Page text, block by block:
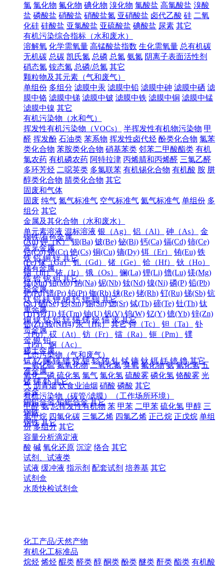
氯 氯化物 氟化物 碘化物 溴化物 氯酸盐 高氯酸盐 溴酸
盐 磷酸盐 硝酸盐 硝酸盐氮 亚硝酸盐 卤代乙酸 硅 二氧
化硅 硅酸盐 亚氯酸盐 亚硫酸盐 碘酸盐 尿素 其它
有机污染综合指标（水和废水）
溶解氧 化学需氧量 高锰酸盐指数 生化需氧量 总有机碳
无机碳 总碳 凯氏氮 总磷 总氮 氨氮 阴离子表面活性剂
硝态氮 铵态氮 总磷/总氮 其它
颗粒物及其元素（气和废气）
单组份 多组分 滤膜中汞 滤膜中铅 滤膜中砷 滤膜中硒 滤
膜中铬 滤膜中锑 滤膜中铍 滤膜中铁 滤膜中铜 滤膜中锰
滤膜中镍 其它
有机污染物（水和气）
挥发性有机污染物（VOCs）
半挥发性有机物污染物 甲
醛 挥发酚 石油类 苯系物 挥发性卤代烃 酚类化合物 氯苯
类化合物 苯胺类化合物 硝基苯类 邻苯二甲酸酯类 有机
氯农药 有机磷农药 阿特拉津 丙烯腈和丙烯醛 三氯乙醛
多环芳烃 二噁英类 多氯联苯 有机锡化合物 有机酸 胺 肼
醇类化合物 腈类化合物 其它
固废和气体
固废 纯气 氮气标准气 空气标准气 氦气标准气 单组份 多
组分 其它
金属及其化合物（水和废水）
单元素溶液 混标溶液 银（Ag） 铝（Al） 砷（As）
金
(Au) 钾（K） 钡(Ba) 铍(Be) 铋(Bi) 钙(Ca) 镉(Cd) 铈(Ce)
钴(Co) 铬(Cr) 铯(Cs) 铜(Cu) 镝(Dy) 铒（Er） 铕(Eu) 铁
(Fe) 镓（Ga） 钆（Gd） 锗（Ge） 铪（Hf）
钬（Ho）
铟（In） 铱（Ir） 锇（Os） 镧(La) 锂(Li) 镥(Lu) 镁(Mg)
锰(Mn) 钼(Mo) 钠(Na) 铌(Nb) 钕(Nd) 镍(Ni) 磷(P) 铅(Pb)
钯(Pd) 镨(Pr) 铂(Pt) 铷(Rb) 铼(Re) 铑(Rh) 钌(Ru) 锑(Sb) 钪
(Sc) 硒(Se) 钐(Sm) 锡(Sn) 锶(Sr) 铽(Tb) 碲(Te) 钍(Th) 钛
(Ti) 铊(Tl) 铥(Tm) 铀(U) 钒(V) 钨(W) 钇(Y) 镱(Yb) 锌(Zn)
锆(Zr) 铵(NH4) 汞（Hg） 其它 锝（Tc） 钽（Ta）
钋
（Po） 砹（At） 钫（Fr） 镭（Ra） 钷（Pm）
镤
（Pa） 锕（Ac）
气态污染物（气和废气）
二氧化硫 氮氧化物 二氧化氮 臭氧 氟化物 氨 氰化氢 五
氧化二磷 硫化氢 氯气 氯化氢 硫酸雾 磷化氢 铬酸雾 光
气 沥青烟 饮食业油烟 硝酸 磷酸 其它
有机污染物（碳管/滤膜）（工作场所环境）
甲醛 氨 总挥发性有机物 苯 甲苯 二甲苯 硫化氢 甲醇 三
氯甲烷 四氯化碳 三氯乙烯 四氯乙烯 正己烷 正戊烷 单组
份 多组分 其它
容量分析滴定液
酸 碱 氧化还原 沉淀 络合 其它
试剂、试液类
试液 缓冲液 指示剂 配套试剂 培养基 其它
试剂盒
水质快检试剂盒
钢铁/有色金属
常见金属
铁 铝 铜 锌 其它
稀有金属
锆 铪 铌 钽 其它
轻金属
钛 铝 镁 钾 钠 钙 锶 钡 其它
重金属
铜 镍 钴 铅 锌 锡 锑 铋 镉 汞 其它
贵金属
金 银 铂
稀土金属
钪 钇 镧 铈 镨 钕 钷 钐 铕 钆 铽 镝 钬 铒 铥 镱 镥 其它
准金属
锗 锑 钋 其它
合金
铜铅合金 铅钯合金 其它
钢铁
钢铁 其它
化工产品/天然产物
有机化工标准品
烷烃 烯烃 醌类 醛类 醇 酮类 酚类 醚类 酐类 酯类 有机酸